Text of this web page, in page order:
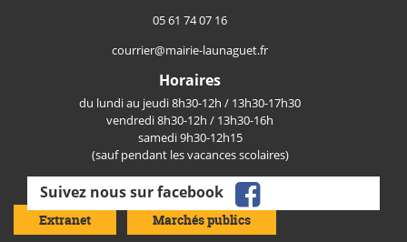
05 61 74 07 16
courrier@mairie-launaguet.fr
Horaires
du lundi au jeudi 8h30-12h / 13h30-17h30
vendredi 8h30-12h / 13h30-16h
samedi 9h30-12h15
(sauf pendant les vacances scolaires)
Suivez nous sur facebook
Extranet Marchés publics